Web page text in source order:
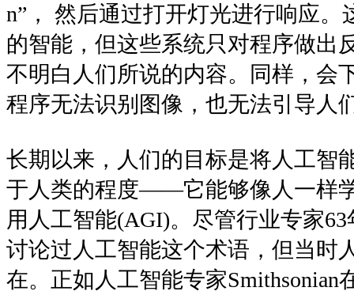
n”， 然后通过打开灯光进行响应。
的智能，但这些系统只对程序做出
不明白人们所说的内容。同样，会
程序无法识别图像，也无法引导人
长期以来，人们的目标是将人工智
于人类的程度——它能够像人一样
用人工智能(AGI)。尽管行业专家
讨论过人工智能这个术语，但当时
在。正如人工智能专家Smithsonian